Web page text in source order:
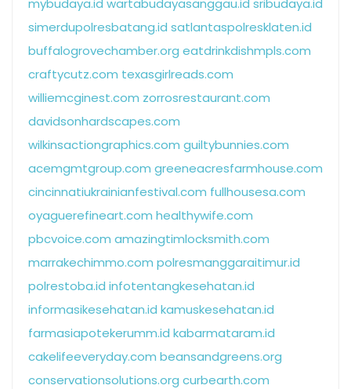
mybudaya.id wartabudayasanggau.id sribudaya.id
simerdupolresbatang.id satlantaspolresklaten.id
buffalogrovechamber.org eatdrinkdishmpls.com
craftycutz.com texasgirlreads.com
williemcginest.com zorrosrestaurant.com
davidsonhardscapes.com
wilkinsactiongraphics.com guiltybunnies.com
acemgmtgroup.com greeneacresfarmhouse.com
cincinnatiukrainianfestival.com fullhousesa.com
oyaguerefineart.com healthywife.com
pbcvoice.com amazingtimlocksmith.com
marrakechimmo.com polresmanggaraitimur.id
polrestoba.id infotentangkesehatan.id
informasikesehatan.id kamuskesehatan.id
farmasiapotekerumm.id kabarmataram.id
cakelifeeveryday.com beansandgreens.org
conservationsolutions.org curbearth.com